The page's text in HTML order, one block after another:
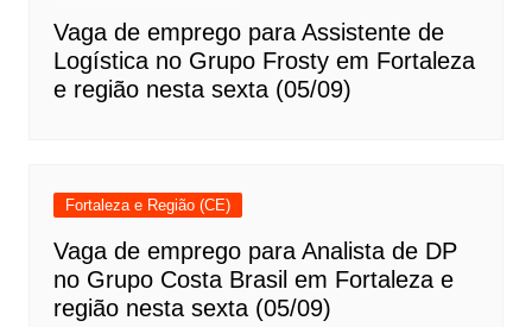
Vaga de emprego para Assistente de
Logística no Grupo Frosty em Fortaleza
e região nesta sexta (05/09)
Fortaleza e Região (CE)
Vaga de emprego para Analista de DP
no Grupo Costa Brasil em Fortaleza e
região nesta sexta (05/09)